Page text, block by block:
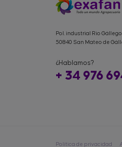
Pol. industrial Rio
50840 San Mateo de
¿Hablamos?
+ 34 976
Política de privacidad